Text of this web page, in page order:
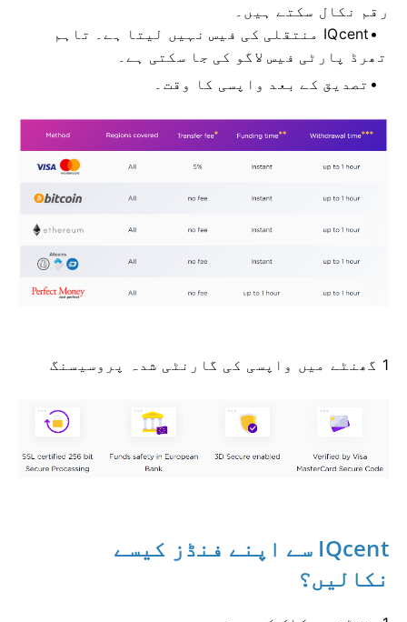
رقم نکال سکتے ہیں۔
IQcent منتقلی کی فیس نہیں لیتا ہے۔
تاہم
تھرڈ پارٹی فیس لاگو کی جا سکتی ہے۔
تصدیق کے بعد واپسی کا وقت۔
1 گھنٹے میں واپسی کی گارنٹی شدہ پروسیسنگ
IQcent سے اپنے فنڈز کیسے
نکالیں؟